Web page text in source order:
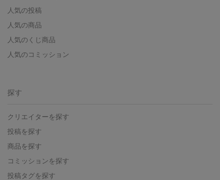
人気の投稿
人気の商品
人気のくじ商品
人気のコミッション
探す
クリエイターを探す
投稿を探す
商品を探す
コミッションを探す
投稿タグを探す